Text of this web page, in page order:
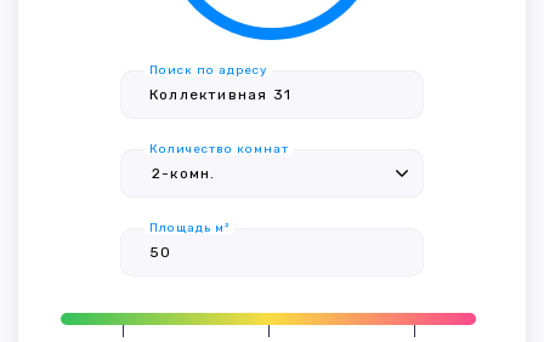
Поиск по адресу
Количество комнат
Площадь м²